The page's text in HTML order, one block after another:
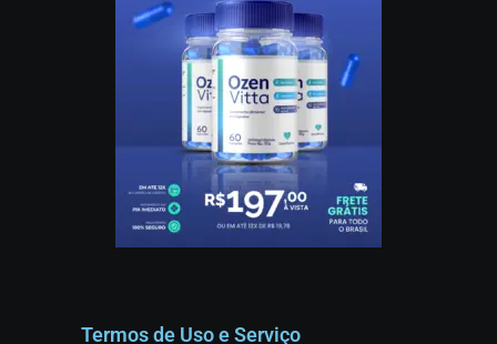
Termos de Uso e Serviço